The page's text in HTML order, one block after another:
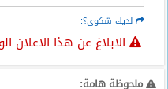
لديك شكوى؟:
الابلاغ عن هذا الاعلان
ملحوظة هامة: